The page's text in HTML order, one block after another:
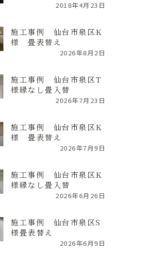
2018年4月23日
施工事例 仙台市泉区K
様 畳表替え
2026年8月2日
施工事例 仙台市泉区T
様縁なし畳入替
2026年7月23日
施工事例 仙台市泉区K
様 畳表替え
2026年7月9日
施工事例 仙台市泉区K
様縁なし畳入替
2026年6月26日
施工事例 仙台市泉区S
様畳表替え
2026年6月9日